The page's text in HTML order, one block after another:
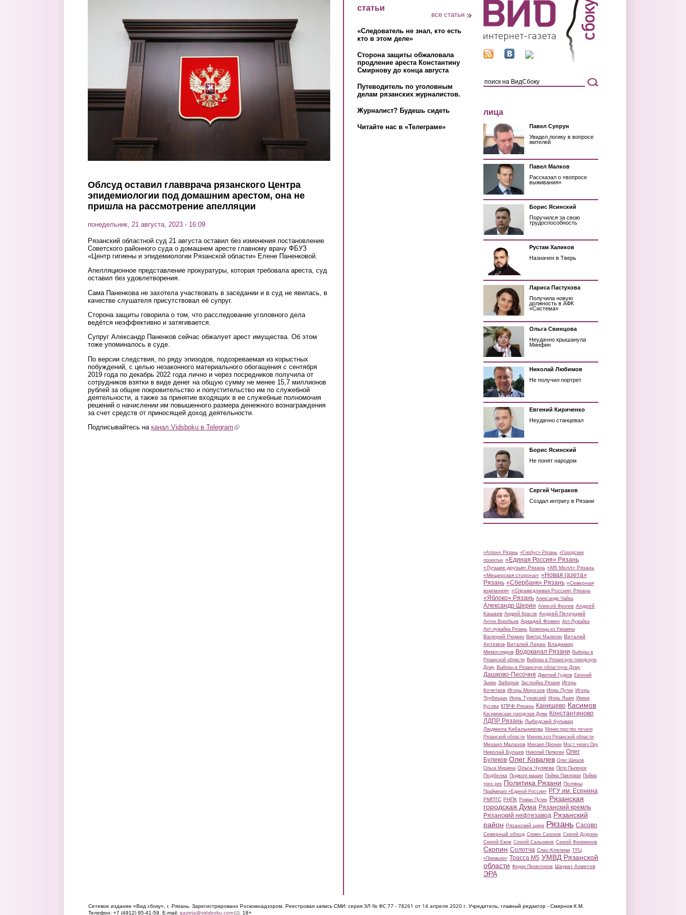
Облсуд оставил главврача рязанского Центра
эпидемиологии под домашним арестом, она не
пришла на рассмотрение апелляции
понедельник, 21 августа, 2023 - 16:09
Рязанский областной суд 21 августа оставил без изменения постановление
Советского районного суда о домашнем аресте главному врачу ФБУЗ
«Центр гигиены и эпидемиологии Рязанской области» Елене Паненковой.
Апелляционное представление прокуратуры, которая требовала ареста, суд
оставил без удовлетворения.
Сама Паненкова не захотела участвовать в заседании и в суд не явилась, в
качестве слушателя присутствовал её супруг.
Сторона защиты говорила о том, что расследование уголовного дела
ведётся неэффективно и затягивается.
Супруг Александр Паненков сейчас обжалует арест имущества. Об этом
тоже упоминалось в суде.
По версии следствия, по ряду эпизодов, подозреваемая из корыстных
побуждений, с целью незаконного материального обогащения с сентября
2019 года по декабрь 2022 года лично и через посредников получила от
сотрудников взятки в виде денег на общую сумму не менее 15,7 миллионов
рублей за общее покровительство и попустительство им по служебной
деятельности, а также за принятие входящих в ее служебные полномочия
решений о начислении им повышенного размера денежного вознаграждения
за счет средств от приносящей доход деятельности.
Подписывайтесь на канал Vidsboku в Telegram (link is external)
статьи
все статьи
«Следователь не знал, кто есть
кто в этом деле»
Сторона защиты обжаловала
продление ареста Константину
Смирнову до конца августа
Путеводитель по уголовным
делам рязанских журналистов.
Журналист? Будешь сидеть
Читайте нас в «Телеграме»
лица
Павел Супрун
Увидел логику в вопросе
жителей
Павел Малков
Рассказал о «вопросе
выживания»
Борис Ясинский
Поручился за свою
трудоспособность
Рустам Халиков
Назначен в Тверь
Лариса Пастухова
Получила новую
должность в АФК
«Система»
Ольга Свинцова
Неудачно крышанула
Минфин
Николай Любимов
Не получил портрет
Евгений Кириченко
Неудачно станцевал
Борис Ясинский
Не понят народом
Сергей Чиграков
Создал интригу в Рязани
«Атрон» Рязань «Глобус» Рязань «Городские
проекты» «Единая Россия» Рязань
«Лучшие друзья» Рязань «М5 Молл» Рязань
«Мещерская сторона» «Новая газета»
Рязань «Сбербанк» Рязань «Северная
компания» «Справедливая Россия» Рязань
«Яблоко» Рязань Александр Чайка
Александр Шерин Алексей Фролов Андрей
Кашаев Андрей Красов Андрей Петруцкий
Антон Воробьев Аркадий Фомин Арт-Лужайка
Арт-лужайка Рязань Беженцы из Украины
Валерий Рюмин Виктор Малюгин Виталий
Артемов Виталий Ларин Владимир
Мимоглядов Водоканал Рязани Выборы в
Рязанской области Выборы в Рязанскую городскую
Думу Выборы в Рязанскую областную Думу
Дашково-Песочня Дмитрий Гудков Евгений
Зызин Заборье Застройка Рязани Игорь
Кочетков Игорь Морозов Игорь Путин Игорь
Трубицын Игорь Туровский Игорь Яшин Ирина
Кусова КПРФ Рязань Канищево Касимов
Касимовская городская Дума Константиново
ЛДПР Рязань Лыбедский бульвар
Людмила Кибальникова Министерство печати
Рязанской области Минлесхоз Рязанской области
Михаил Малахов Михаил Пронин Мост через Оку
Николай Булаев Николай Пилюгин Олег
Булеков Олег Ковалев Олег Шишов
Ольга Мишина Ольга Чуляева Петр Пыленок
Подбелка Поджоги машин Пойма Павловки Пойма
трех рек Политика Рязани Поляны
Праймериз «Единой России» РГУ им. Есенина
РМПТС РНПК Роман Путин Рязанская
городская Дума Рязанский кремль
Рязанский нефтезавод Рязанский
район Рязанский цирк Рязань Сасово
Северный обход Семен Сазонов Сергей Дудукин
Сергей Ежов Сергей Сальников Сергей Филимонов
Скопин Солотча Спас-Клепики ТРЦ
«Премьер» Трасса М5 УМВД Рязанской
области Федор Провоторов Шаукат Ахметов
ЭРА
Сетевое издание «Вид сбоку», г. Рязань. Зарегистрировано Роскомнадзором. Реестровая запись СМИ: серия ЭЛ № ФС 77 - 78261 от 14 апреля 2020 г. Учредитель, главный редактор - Смирнов К.М.
Телефон: +7 (4912) 95-41-59. E-mail: gazeta@vidsboku.com(link sends e-mail)
. 18+